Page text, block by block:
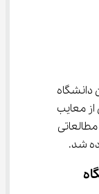
دانشگاه
همراه دارد، می‌توان از معایب
با برنامه‌ریزی مطالعاتی
شد.